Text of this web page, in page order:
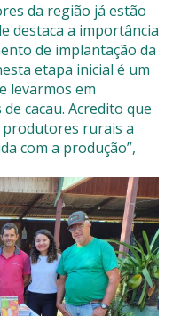
da região já estão
destaca a importância
de implantação da
etapa inicial é um
levarmos em
cacau. Acredito que
rurais a
com a produção”,